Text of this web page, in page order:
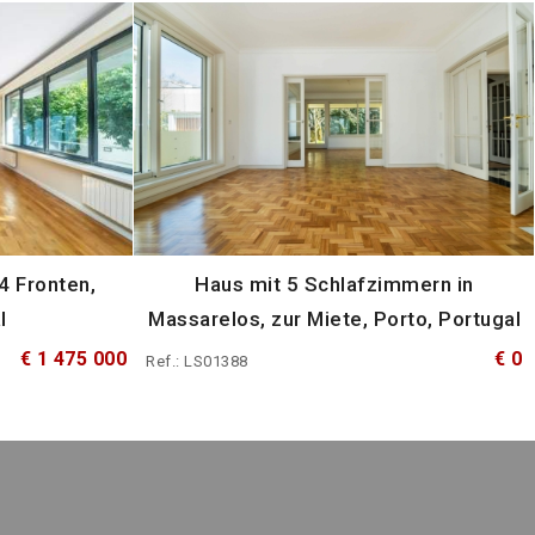
Fronten,
€ 1 475 000
Haus mit 5 Schlafzimmern in
Massarelos, zur Miete, Porto, Portugal
Ref.: LS01388 € 0